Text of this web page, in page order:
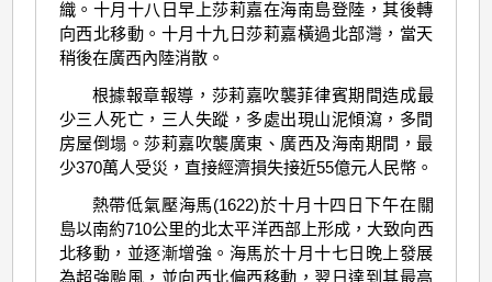
織。十月十八日早上莎莉嘉在海南島登陸，其後轉
向西北移動。十月十九日莎莉嘉橫過北部灣，當天
稍後在廣西內陸消散。
根據報章報導，莎莉嘉吹襲菲律賓期間造成最
少三人死亡，三人失蹤，多處出現山泥傾瀉，多間
房屋倒塌。莎莉嘉吹襲廣東、廣西及海南期間，最
少370萬人受災，直接經濟損失接近55億元人民幣。
熱帶低氣壓海馬(1622)於十月十四日下午在關
島以南約710公里的北太平洋西部上形成，大致向西
北移動，並逐漸增強。海馬於十月十七日晚上發展
為超強颱風，並向西北偏西移動，翌日達到其最高